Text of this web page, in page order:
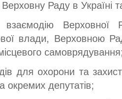
Раду в Україні
взаємодію Верховної
влади, Верховною
для охорони та
окремих депутатів;